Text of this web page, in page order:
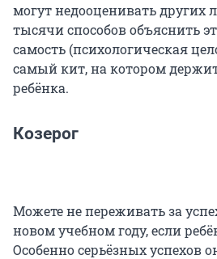
могут недооценивать других
тысячи способов объяснить
самость (психологическая
самый кит, на котором
ребёнка.
Козерог
Можете не переживать за
новом учебном году, если
Особенно серьёзных успехов